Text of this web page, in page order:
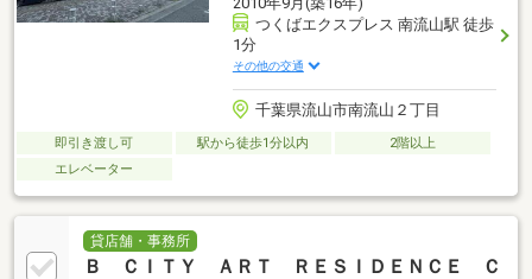
つくばエクスプレス 南流山駅 徒歩
1分
その他の交通
千葉県流山市南流山２丁目
即引き渡し可 駅から徒歩1分以内
2階以上
エレベーター
貸店舗・事務所
Ｂ ＣＩＴＹ ＡＲＴ ＲＥＳＩＤＥＮＣＥ Ｃ